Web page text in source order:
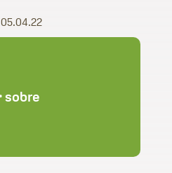
05.04.22
sobre